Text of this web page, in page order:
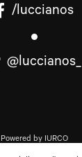
/luccianos
@luccianos_
Powered by IURCO